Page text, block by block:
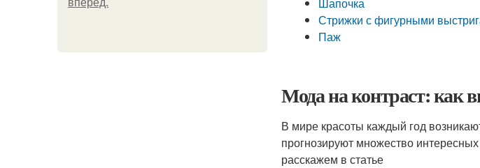
вперёд.
Стрижки с фигурными
Паж
Мода на контраст: как
В мире красоты каждый год
прогнозируют множество
расскажем в статье